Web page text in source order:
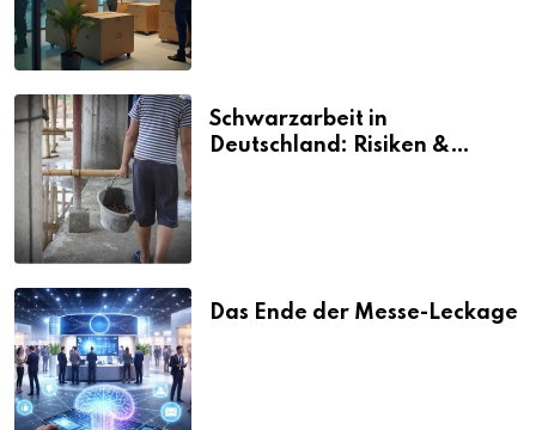
Schwarzarbeit in
Deutschland: Risiken &
Das Ende der Messe-Leckage